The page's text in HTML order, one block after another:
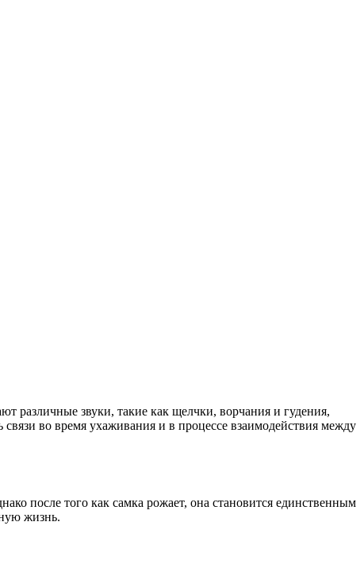
различные звуки, такие как щелчки, ворчания и гудения,
во время ухаживания и в процессе взаимодействия между
после того как самка рожает, она становится единственным
жизнь.